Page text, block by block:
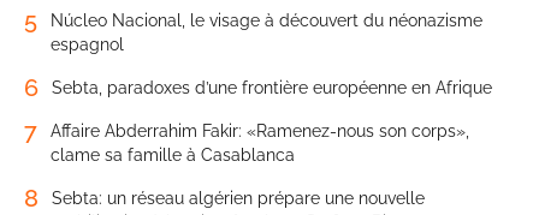
5
Núcleo Nacional, le visage à découvert du néonazisme
espagnol
6 Sebta, paradoxes d’une frontière européenne en Afrique
7
Affaire Abderrahim Fakir: «Ramenez-nous son corps»,
clame sa famille à Casablanca
8
Sebta: un réseau algérien prépare une nouvelle